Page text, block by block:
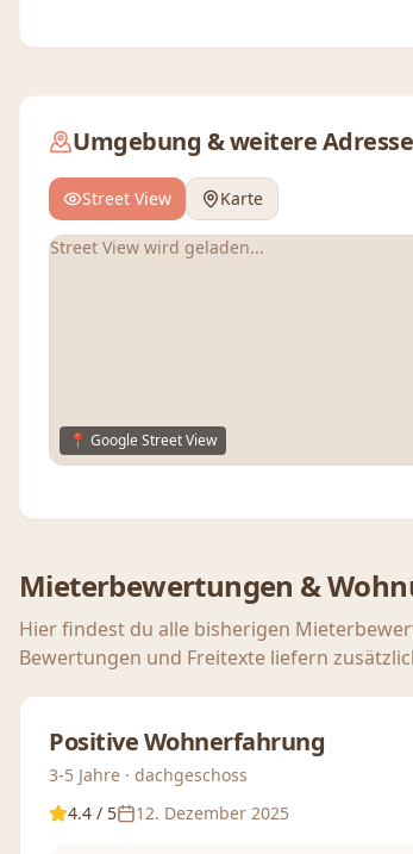
Umgebung & weitere
Street View Karte
Street View wird geladen...
📍 Google Street View
Mieterbewertungen &
Hier findest du alle bisherigen
Bewertungen und Freitexte liefern
Positive Wohnerfahrung
3-5 Jahre · dachgeschoss
4.4 / 5 12. Dezember 2025